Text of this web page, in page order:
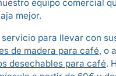
equipo comercial
mejor.
servicio para llevar con
de madera para café, o
desechables para café.